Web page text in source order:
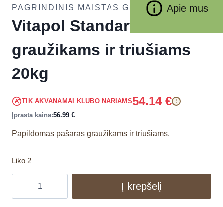
Apie mus
PAGRINDINIS MAISTAS GRAUŽIKAS
Vitapol Standart kokteilis
graužikams ir triušiams
20kg
TIK AKVANAMAI KLUBO NARIAMS54.14€ !
Įprasta kaina:56.99 €
Papildomas pašaras graužikams ir triušiams.
Liko 2
Į krepšelį